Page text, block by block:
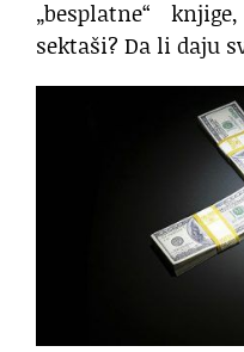
„besplatne“
sektaši? Da li daju